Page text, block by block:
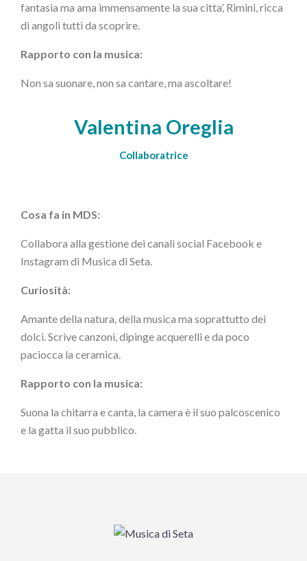
fantasia ma ama immensamente la sua citta’, Rimini, ricca
di angoli tutti da scoprire.
Rapporto con la musica:
Non sa suonare, non sa cantare, ma ascoltare!
Valentina Oreglia
Collaboratrice
Cosa fa in MDS:
Collabora alla gestione dei canali social Facebook e
Instagram di Musica di Seta.
Curiosità:
Amante della natura, della musica ma soprattutto dei
dolci. Scrive canzoni, dipinge acquerelli e da poco
paciocca la ceramica.
Rapporto con la musica:
Suona la chitarra e canta, la camera è il suo palcoscenico
e la gatta il suo pubblico.